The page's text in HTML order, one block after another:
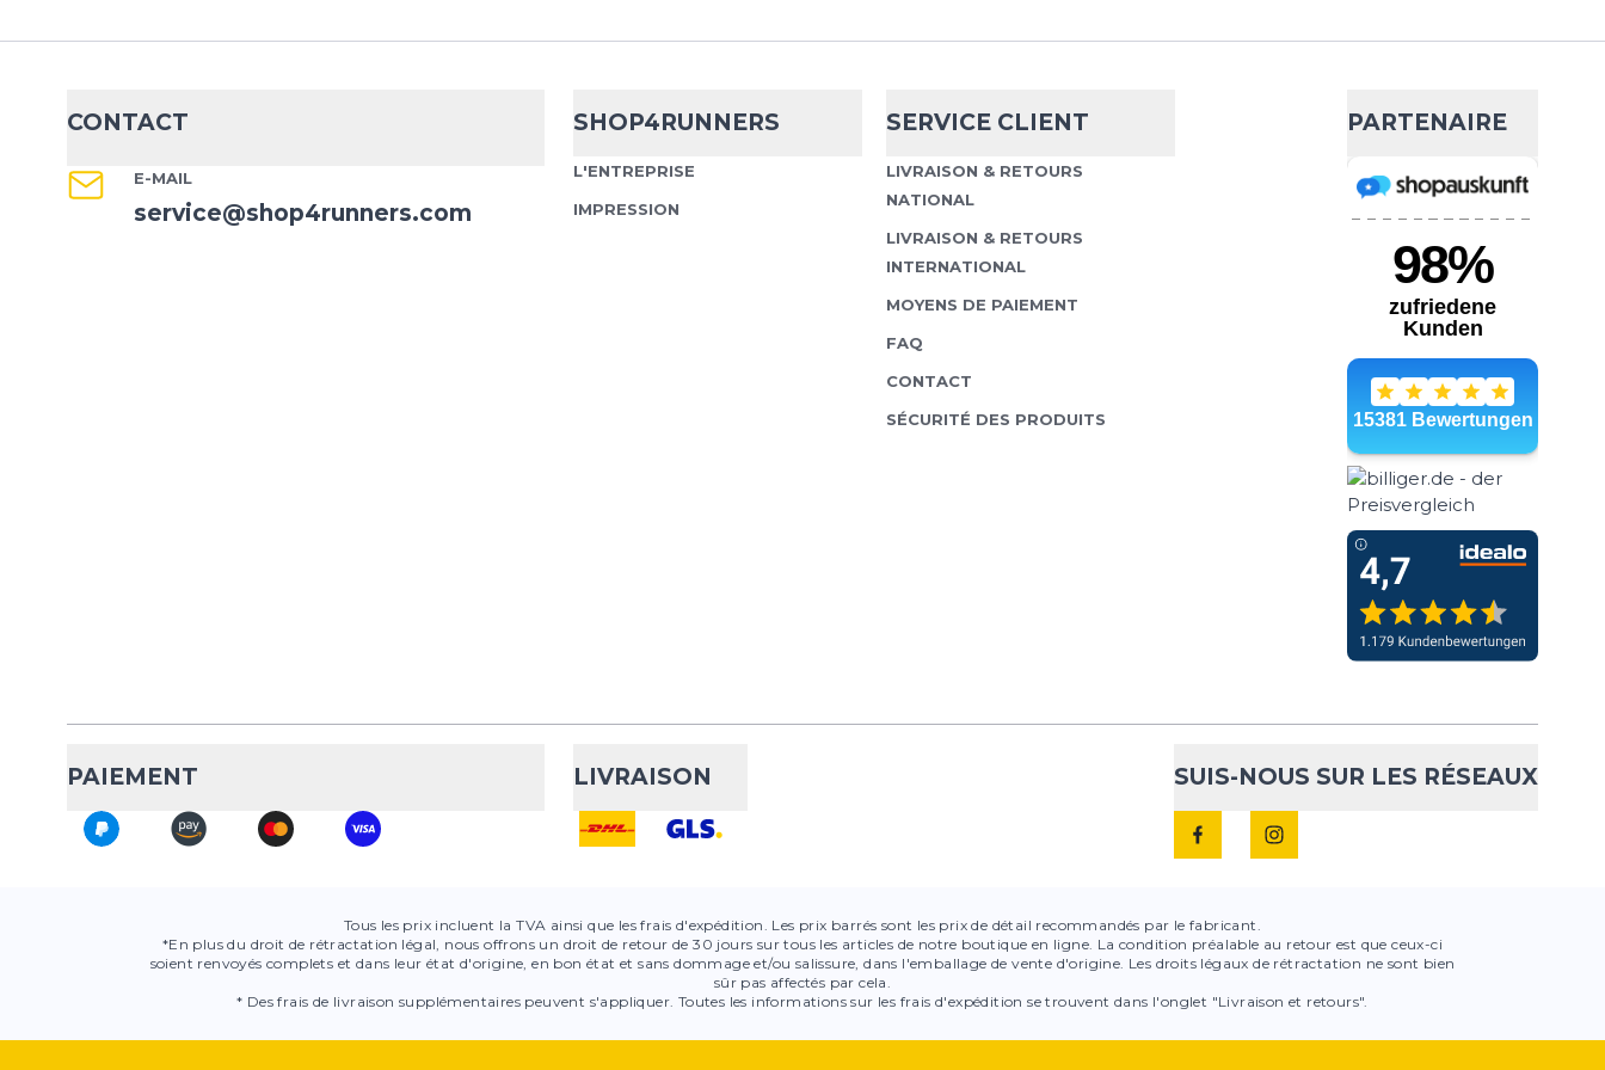
CONTACT
E-MAIL
service@shop4runners.com
SHOP4RUNNERS
L'ENTREPRISE
IMPRESSION
SERVICE CLIENT
LIVRAISON & RETOURS
NATIONAL
LIVRAISON & RETOURS
INTERNATIONAL
MOYENS DE PAIEMENT
FAQ
CONTACT
SÉCURITÉ DES PRODUITS
PARTENAIRE
SUIS-NOUS SUR LES RÉSEAUX
PAIEMENT LIVRAISON
Tous les prix incluent la TVA ainsi que les frais d'expédition. Les prix barrés sont les prix de détail recommandés par le fabricant.
*En plus du droit de rétractation légal, nous offrons un droit de retour de 30 jours sur tous les articles de notre boutique en ligne. La condition préalable au retour est que ceux-ci
soient renvoyés complets et dans leur état d'origine, en bon état et sans dommage et/ou salissure, dans l'emballage de vente d'origine. Les droits légaux de rétractation ne sont bien
sûr pas affectés par cela.
* Des frais de livraison supplémentaires peuvent s'appliquer. Toutes les informations sur les frais d'expédition se trouvent dans l'onglet "Livraison et retours".